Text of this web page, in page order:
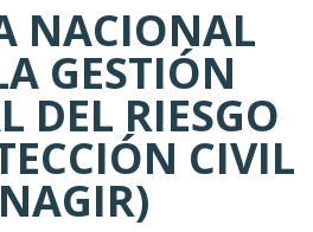
NACIONAL
GESTIÓN
DEL RIESGO
CIVIL